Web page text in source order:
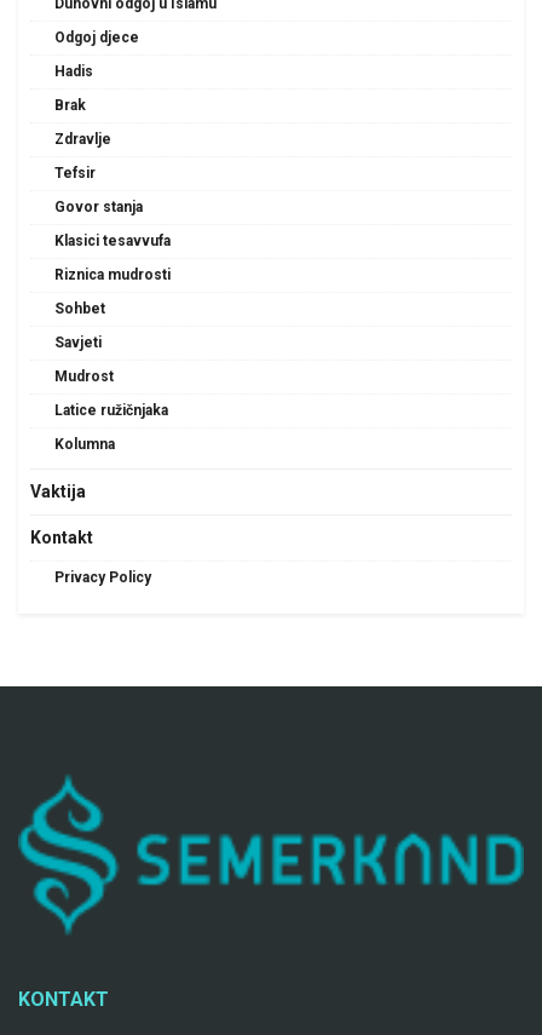
Duhovni odgoj u Islamu
Odgoj djece
Hadis
Brak
Zdravlje
Tefsir
Govor stanja
Klasici tesavvufa
Riznica mudrosti
Sohbet
Savjeti
Mudrost
Latice ružičnjaka
Kolumna
Vaktija
Kontakt
Privacy Policy
KONTAKT